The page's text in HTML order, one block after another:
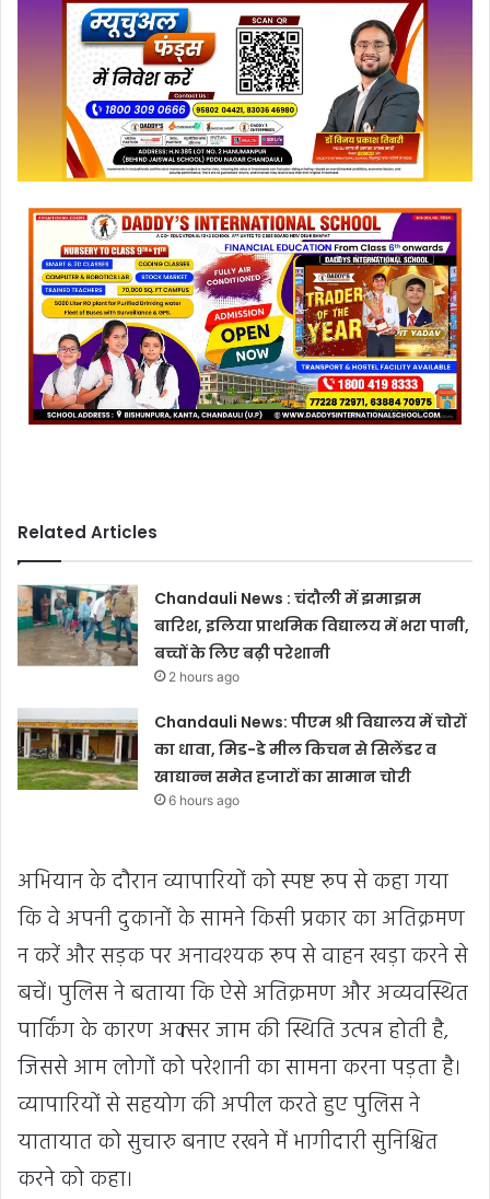
Related Articles
Chandauli News : चंदौली में झमाझम
बारिश, इलिया प्राथमिक विद्यालय में भरा पानी,
बच्चों के लिए बढ़ी परेशानी
2 hours ago
Chandauli News: पीएम श्री विद्यालय में चोरों
का धावा, मिड-डे मील किचन से सिलेंडर व
खाद्यान्न समेत हजारों का सामान चोरी
6 hours ago
अभियान के दौरान व्यापारियों को स्पष्ट रूप से कहा गया
कि वे अपनी दुकानों के सामने किसी प्रकार का अतिक्रमण
न करें और सड़क पर अनावश्यक रूप से वाहन खड़ा करने से
बचें। पुलिस ने बताया कि ऐसे अतिक्रमण और अव्यवस्थित
पार्किंग के कारण अक्सर जाम की स्थिति उत्पन्न होती है,
जिससे आम लोगों को परेशानी का सामना करना पड़ता है।
व्यापारियों से सहयोग की अपील करते हुए पुलिस ने
यातायात को सुचारु बनाए रखने में भागीदारी सुनिश्चित
करने को कहा।